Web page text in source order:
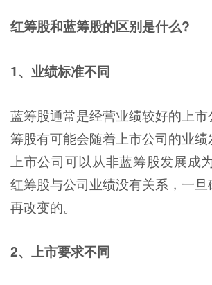
红筹股和蓝筹股的区别是什么?
1、业绩标准不同
蓝筹股通常是经营业绩较好的上
筹股有可能会随着上市公司的业绩
上市公司可以从非蓝筹股发展成
红筹股与公司业绩没有关系，一
再改变的。
2、上市要求不同